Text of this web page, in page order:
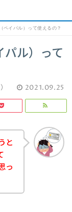
ペイパル）って使えるの？
ル）って
2021.09.25
と
っ